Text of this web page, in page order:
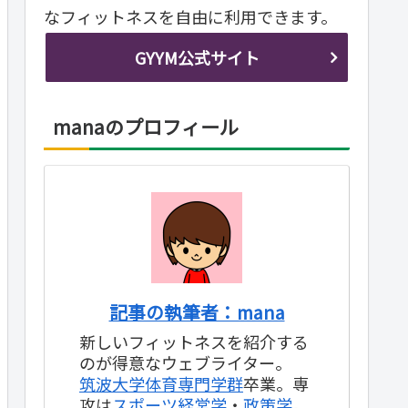
なフィットネスを自由に利用できます。
GYYM公式サイト
manaのプロフィール
記事の執筆者：mana
新しいフィットネスを紹介する
のが得意なウェブライター。
筑波大学体育専門学群卒業。専